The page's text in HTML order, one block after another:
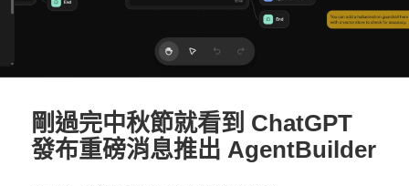
剛過完中秋節就看到 ChatGPT
發布重磅消息推出 AgentBuilder